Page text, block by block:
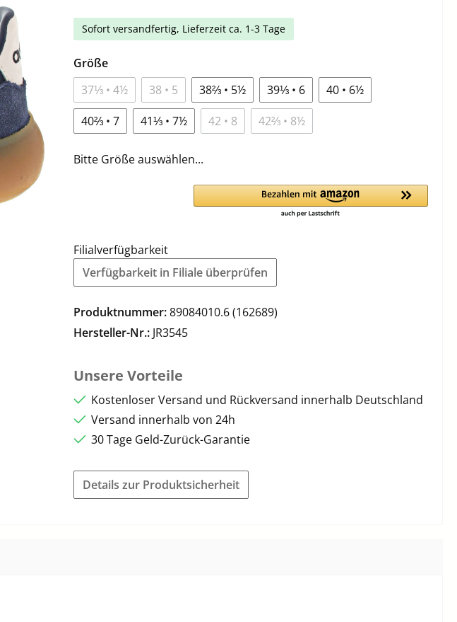
Sofort versandfertig, Lieferzeit ca. 1-3 Tage
Größe
37⅓ • 4½
38 • 5 38⅔ • 5½ 39⅓ • 6
40 • 6½
40⅔ • 7
41⅓ • 7½ 42 • 8 42⅔ • 8½
Bitte Größe auswählen...
Filialverfügbarkeit
Verfügbarkeit in Filiale überprüfen
Produktnummer:89084010.6 (162689)
Hersteller-Nr.: JR3545
Unsere Vorteile
Kostenloser Versand und Rückversand innerhalb Deutschland
Versand innerhalb von 24h
30 Tage Geld-Zurück-Garantie
Details zur Produktsicherheit